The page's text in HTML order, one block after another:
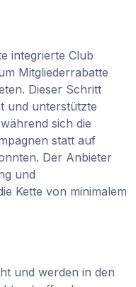
integrierte Club
Mitgliederrabatte
Dieser Schritt
und unterstützte
sich die
statt auf
Der Anbieter
und
Kette von minimalem
und werden in den